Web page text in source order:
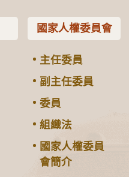
國家人權委員會
主任委員
副主任委員
委員
組織法
國家人權委員
會簡介